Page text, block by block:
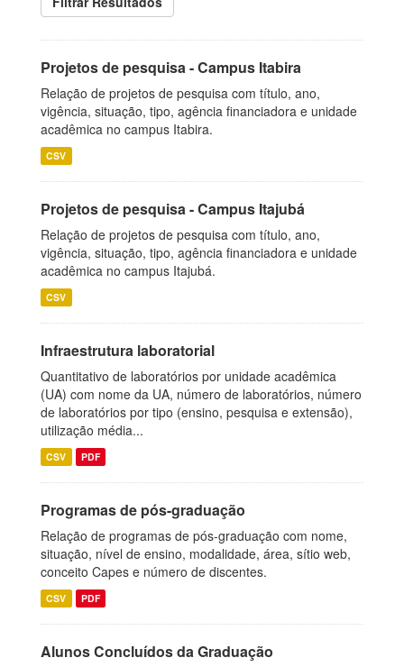
Projetos de pesquisa - Campus Itabira
Relação de projetos de pesquisa com título, ano,
vigência, situação, tipo, agência financiadora e unidade
acadêmica no campus Itabira.
CSV
Projetos de pesquisa - Campus Itajubá
Relação de projetos de pesquisa com título, ano,
vigência, situação, tipo, agência financiadora e unidade
acadêmica no campus Itajubá.
CSV
Infraestrutura laboratorial
Quantitativo de laboratórios por unidade acadêmica
(UA) com nome da UA, número de laboratórios, número
de laboratórios por tipo (ensino, pesquisa e extensão),
utilização média...
CSV PDF
Programas de pós-graduação
Relação de programas de pós-graduação com nome,
situação, nível de ensino, modalidade, área, sítio web,
conceito Capes e número de discentes.
CSV PDF
Alunos Concluídos da Graduação